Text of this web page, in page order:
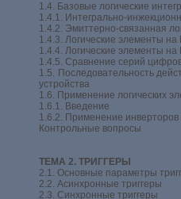
1.4. Базовые логические
1.4.1. Интегрально-
1.4.2. Эмиттерно-связанная
1.4.3. Логические элементы
1.4.4. Логические элементы
1.4.5. Сравнение серий
1.5. Последовательность
устройства
1.6. Применение логических
1.6.1. Введение
1.6.2. Применение инверторов
Контрольные вопросы
ТЕМА 2. ТРИГГЕРЫ
2.1. Основные параметры
2.2. Асинхронные триггеры
2.3. Синхронные триггеры